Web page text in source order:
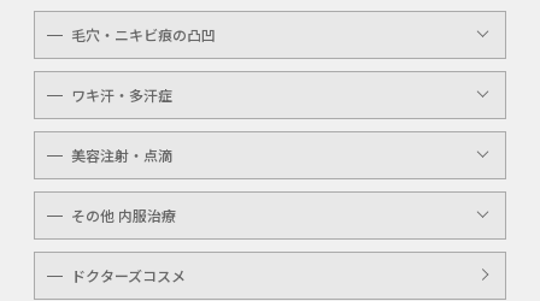
ケミカルピーリング
毛穴・ニキビ痕の凸凹
毛穴洗浄
ワキ汗・多汗症
ボトックスビスタ
美容注射・点滴
白玉注射・点滴
ニキビ・美肌注射・点滴
その他 内服治療
ドクターズコスメ